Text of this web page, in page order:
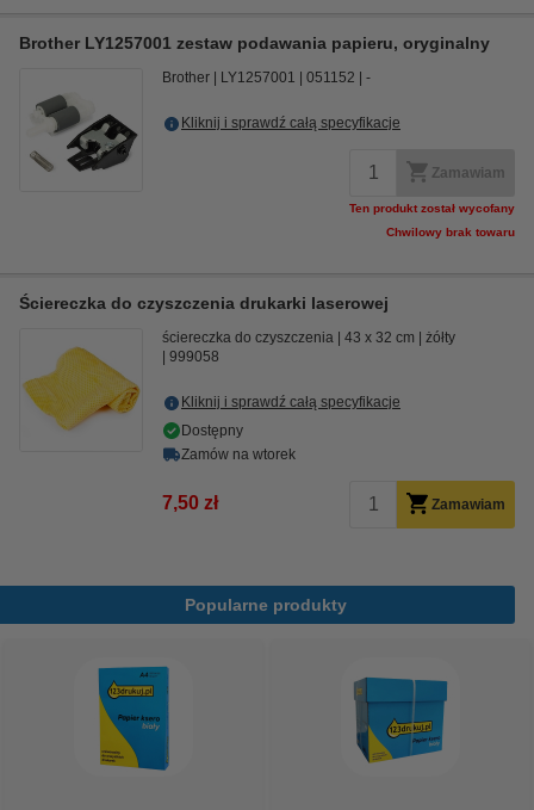
Brother LY1257001 zestaw podawania papieru, oryginalny
Brother LY1257001 051152 -
Kliknij i sprawdź całą specyfikacje
Zamawiam
Ten produkt został wycofany
Chwilowy brak towaru
Ściereczka do czyszczenia drukarki laserowej
ściereczka do czyszczenia 43 x 32 cm
żółty
999058
Kliknij i sprawdź całą specyfikacje
Dostępny
Zamów na wtorek
7,50 zł Zamawiam
Popularne produkty